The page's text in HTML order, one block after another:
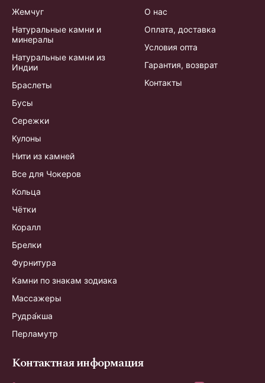
Жемчуг
Натуральные камни и
минералы
Натуральные камни из
Индии
Браслеты
Бусы
Сережки
Кулоны
Нити из камней
Все для Чокеров
Кольца
Чётки
Коралл
Брелки
Фурнитура
Камни по знакам зодиака
Массажеры
Рудра́кша
Перламутр
О нас
Оплата, доставка
Условия опта
Гарантия, возврат
Контакты
Контактная информация